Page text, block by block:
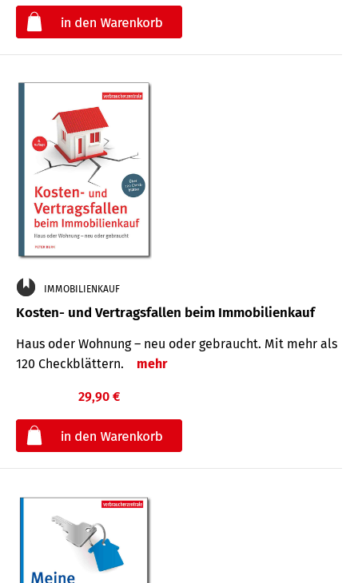
IMMOBILIENKAUF
Kosten- und Vertragsfallen beim Immobilienkauf
Haus oder Wohnung – neu oder gebraucht. Mit mehr als
120 Check­blättern.
mehr
29,90 €